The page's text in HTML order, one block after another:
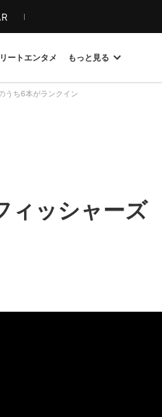
ートエンタメ もっと見る
うち6本がランクイン
ィッシャー